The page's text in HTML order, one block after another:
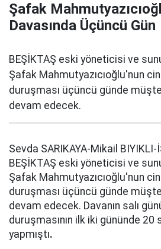
Şafak
Davasında Üçüncü Gün
BEŞİKTAŞ eski yöneticisi ve
Şafak Mahmutyazıcıoğlu'nun
duruşması üçüncü günde
devam edecek.
Sevda SARIKAYA-Mikail BIYIKLI-
BEŞİKTAŞ eski yöneticisi ve
Şafak Mahmutyazıcıoğlu'nun
duruşması üçüncü günde
devam edecek. Davanın salı
duruşmasının ilk iki gününde 20
yapmıştı.